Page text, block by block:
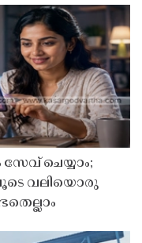
ചെയ്യാം;
വലിയൊരു